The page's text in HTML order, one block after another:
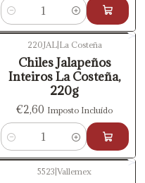
Quantidade
220JAL| La Costeña
Chiles Jalapeños
Inteiros La Costeña,
220g
€2,60 Imposto Incluído
Quantidade
5523|Vallemex